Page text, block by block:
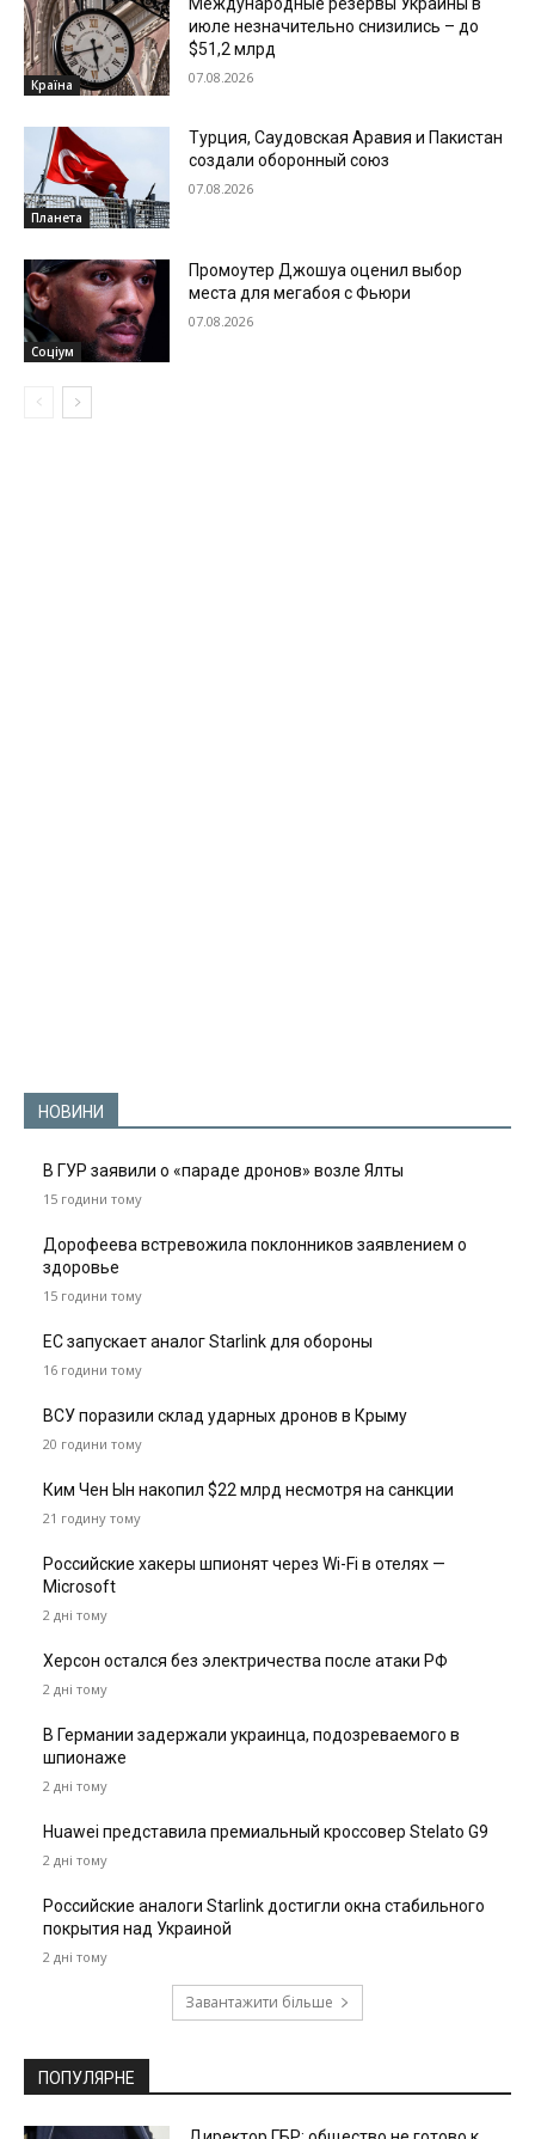
Країна
июле незначительно снизились – до
$51,2 млрд
07.08.2026
Планета
Турция, Саудовская Аравия и Пакистан
создали оборонный союз
07.08.2026
Соціум
Промоутер Джошуа оценил выбор
места для мегабоя с Фьюри
07.08.2026
НОВИНИ
В ГУР заявили о «параде дронов» возле Ялты
15 години тому
Дорофеева встревожила поклонников заявлением о
здоровье
15 години тому
ЕС запускает аналог Starlink для обороны
16 години тому
ВСУ поразили склад ударных дронов в Крыму
20 години тому
Ким Чен Ын накопил $22 млрд несмотря на санкции
21 годину тому
Российские хакеры шпионят через Wi-Fi в отелях —
Microsoft
2 дні тому
Херсон остался без электричества после атаки РФ
2 дні тому
В Германии задержали украинца, подозреваемого в
шпионаже
2 дні тому
Huawei представила премиальный кроссовер Stelato G9
2 дні тому
Российские аналоги Starlink достигли окна стабильного
покрытия над Украиной
2 дні тому
Завантажити більше
ПОПУЛЯРНЕ